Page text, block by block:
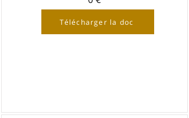
Télécharger la doc